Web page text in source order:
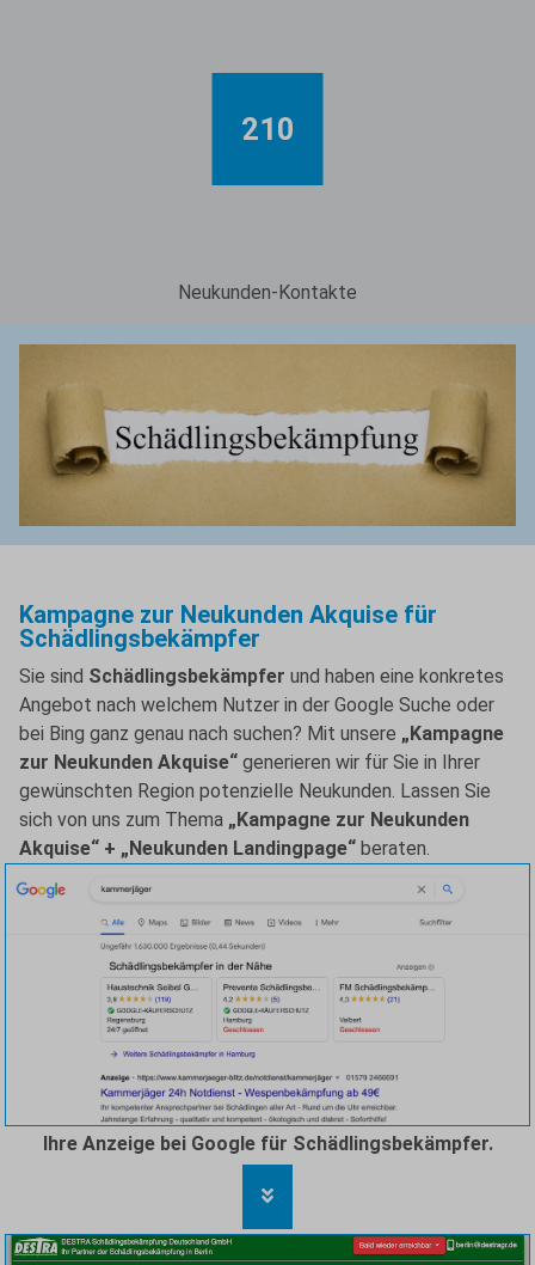
210
Neukunden-Kontakte
Kampagne zur Neukunden Akquise für
Schädlingsbekämpfer
Sie sind Schädlingsbekämpfer und haben eine konkretes
Angebot nach welchem Nutzer in der Google Suche oder
bei Bing ganz genau nach suchen? Mit unsere „Kampagne
zur Neukunden Akquise“ generieren wir für Sie in Ihrer
gewünschten Region potenzielle Neukunden. Lassen Sie
sich von uns zum Thema „Kampagne zur Neukunden
Akquise“ + „Neukunden Landingpage“ beraten.
Ihre Anzeige bei Google für Schädlingsbekämpfer.